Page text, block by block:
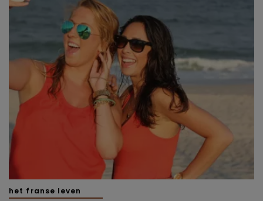
het franse leven